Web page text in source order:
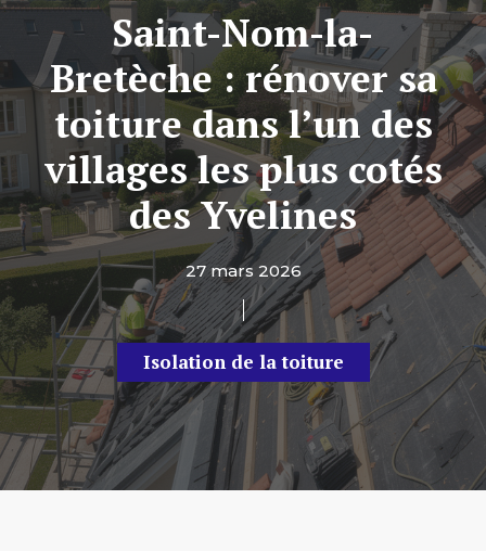
Saint-Nom-la-
Bretèche : rénover sa
toiture dans l’un des
villages les plus cotés
des Yvelines
27 mars 2026
Isolation de la toiture